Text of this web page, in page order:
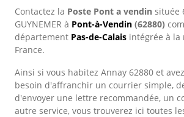
Contactez la Poste Pont a vendin située
GUYNEMER à Pont-à-Vendin (62880)
département Pas-de-Calais intégrée à la
France.
Ainsi si vous habitez Annay 62880 et avez
besoin d'affranchir un courrier simple,
d'envoyer une lettre recommandée, un
autre service, vous trouverez ici toutes